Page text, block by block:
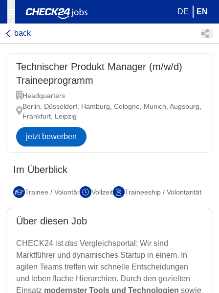
DE EN
back
Technischer Produkt Manager (m/w/d)
Traineeprogramm
Headquarters
Berlin, Düsseldorf, Hamburg, Cologne, Munich, Augsburg,
Frankfurt, Leipzig
jetzt bewerben
Im Überblick
Trainee / Volontär Vollzeit Traineeship / Volontarität
Über diesen Job
CHECK24 istdas Vergleichsportal: Wir sind
Marktführer und dynamisches Startup in einem. In
agilen Teams treffen wir schnelle Entscheidungen
und leben flache Hierarchien. Durch den gezielten
Einsatz modernster Tools und Technologien sowie